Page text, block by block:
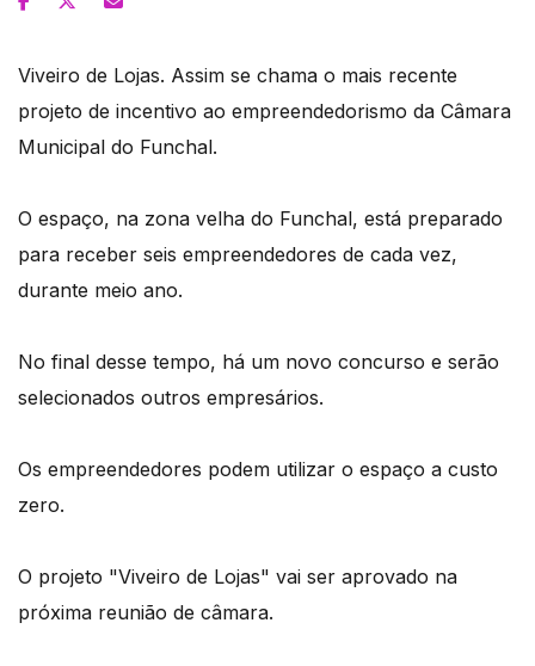
Viveiro de Lojas. Assim se chama o mais recente
projeto de incentivo ao empreendedorismo da Câmara
Municipal do Funchal.
O espaço, na zona velha do Funchal, está preparado
para receber seis empreendedores de cada vez,
durante meio ano.
No final desse tempo, há um novo concurso e serão
selecionados outros empresários.
Os empreendedores podem utilizar o espaço a custo
zero.
O projeto "Viveiro de Lojas" vai ser aprovado na
próxima reunião de câmara.